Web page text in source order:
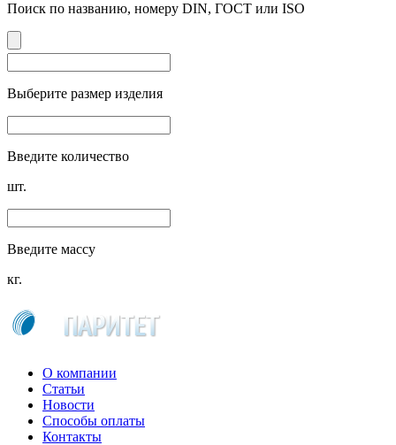
Поиск по названию, номеру DIN, ГОСТ или ISO
Выберите размер изделия
Введите количество
шт.
Введите массу
кг.
О компании
Статьи
Новости
Способы оплаты
Контакты